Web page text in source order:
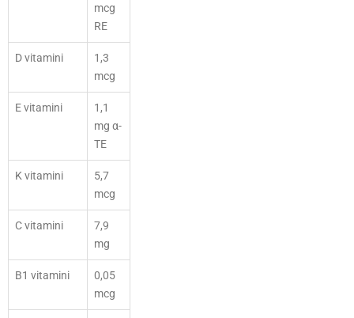
mcg
RE
D vitamini
1,3
mcg
E vitamini
1,1
mg α-
TE
K vitamini
5,7
mcg
C vitamini
7,9
mg
B1 vitamini
0,05
mcg